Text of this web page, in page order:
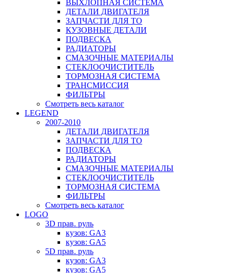
ВЫХЛОПНАЯ СИСТЕМА
ДЕТАЛИ ДВИГАТЕЛЯ
ЗАПЧАСТИ ДЛЯ ТО
КУЗОВНЫЕ ДЕТАЛИ
ПОДВЕСКА
РАДИАТОРЫ
СМАЗОЧНЫЕ МАТЕРИАЛЫ
СТЕКЛООЧИСТИТЕЛЬ
ТОРМОЗНАЯ СИСТЕМА
ТРАНСМИССИЯ
ФИЛЬТРЫ
Смотреть весь каталог
LEGEND
2007-2010
ДЕТАЛИ ДВИГАТЕЛЯ
ЗАПЧАСТИ ДЛЯ ТО
ПОДВЕСКА
РАДИАТОРЫ
СМАЗОЧНЫЕ МАТЕРИАЛЫ
СТЕКЛООЧИСТИТЕЛЬ
ТОРМОЗНАЯ СИСТЕМА
ФИЛЬТРЫ
Смотреть весь каталог
LOGO
3D прав. руль
кузов: GA3
кузов: GA5
5D прав. руль
кузов: GA3
кузов: GA5